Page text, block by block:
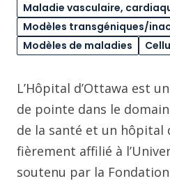
Maladie vasculaire,
Modèles transgéniques/
Modèles de maladies
L’Hôpital d’Ottawa est
de pointe dans le
de la santé et un hôpital
fièrement affilié à
soutenu par la